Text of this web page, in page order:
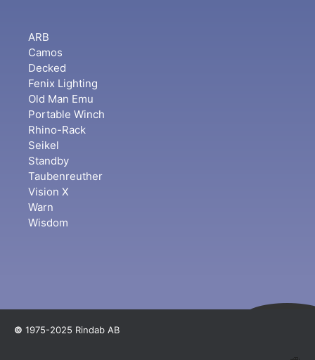
ARB
Camos
Decked
Fenix Lighting
Old Man Emu
Portable Winch
Rhino-Rack
Seikel
Standby
Taubenreuther
Vision X
Warn
Wisdom
© 1975-2025 Rindab AB